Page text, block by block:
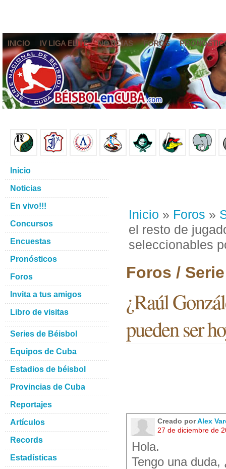
INICIO IV LIGA ELITE NOTICIAS FOROS
Inicio » Foros »
el resto de
seleccionables
Foros /
¿Raúl
pueden ser
Creado porAlex
27 de diciembre de
Hola.
Tengo una
Inicio
Noticias
En vivo!!!
Concursos
Encuestas
Pronósticos
Foros
Invita a tus amigos
Libro de visitas
Series de Béisbol
Equipos de Cuba
Estadios de béisbol
Provincias de Cuba
Reportajes
Artículos
Records
Estadísticas